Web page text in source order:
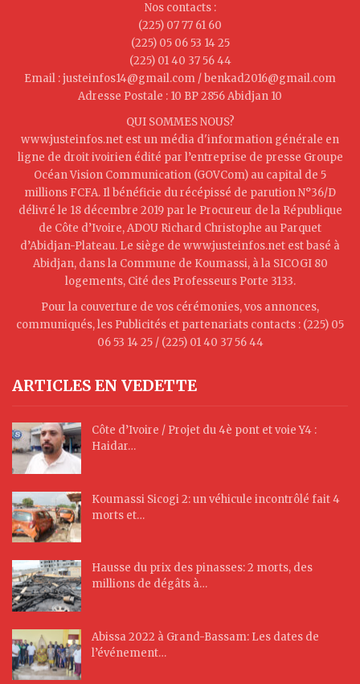
Nos contacts :
(225) 07 77 61 60
(225) 05 06 53 14 25
(225) 01 40 37 56 44
Email : justeinfos14@gmail.com / benkad2016@gmail.com
Adresse Postale : 10 BP 2856 Abidjan 10
QUI SOMMES NOUS?
www.justeinfos.net est un média d'information générale en
ligne de droit ivoirien édité par l’entreprise de presse Groupe
Océan Vision Communication (GOVCom) au capital de 5
millions FCFA. Il bénéficie du récépissé de parution N°36/D
délivré le 18 décembre 2019 par le Procureur de la République
de Côte d’Ivoire, ADOU Richard Christophe au Parquet
d’Abidjan-Plateau. Le siège de www.justeinfos.net est basé à
Abidjan, dans la Commune de Koumassi, à la SICOGI 80
logements, Cité des Professeurs Porte 3133.
Pour la couverture de vos cérémonies, vos annonces,
communiqués, les Publicités et partenariats contacts : (225) 05
06 53 14 25 / (225) 01 40 37 56 44
ARTICLES EN VEDETTE
Côte d’Ivoire / Projet du 4è pont et voie Y4 :
Haidar…
Koumassi Sicogi 2: un véhicule incontrôlé fait 4
morts et…
Hausse du prix des pinasses: 2 morts, des
millions de dégâts à…
Abissa 2022 à Grand-Bassam: Les dates de
l’événement…